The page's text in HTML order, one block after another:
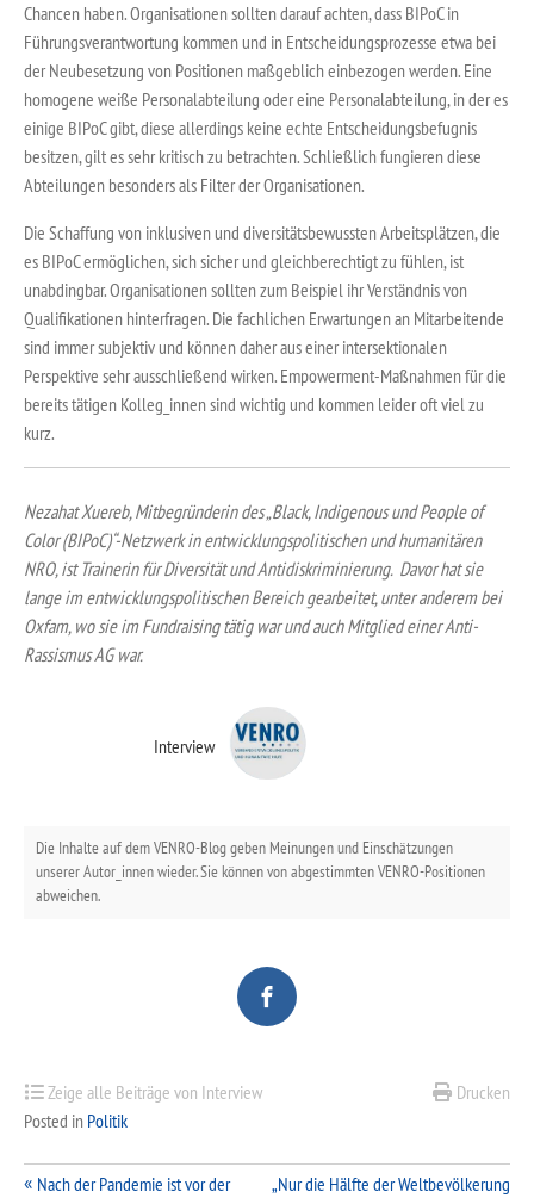
Chancen haben. Organisationen sollten darauf achten, dass BIPoC in
Führungsverantwortung kommen und in Entscheidungsprozesse etwa bei
der Neubesetzung von Positionen maßgeblich einbezogen werden. Eine
homogene weiße Personalabteilung oder eine Personalabteilung, in der es
einige BIPoC gibt, diese allerdings keine echte Entscheidungsbefugnis
besitzen, gilt es sehr kritisch zu betrachten. Schließlich fungieren diese
Abteilungen besonders als Filter der Organisationen.
Die Schaffung von inklusiven und diversitätsbewussten Arbeitsplätzen, die
es BIPoC ermöglichen, sich sicher und gleichberechtigt zu fühlen, ist
unabdingbar. Organisationen sollten zum Beispiel ihr Verständnis von
Qualifikationen hinterfragen. Die fachlichen Erwartungen an Mitarbeitende
sind immer subjektiv und können daher aus einer intersektionalen
Perspektive sehr ausschließend wirken. Empowerment-Maßnahmen für die
bereits tätigen Kolleg_innen sind wichtig und kommen leider oft viel zu
kurz.
Nezahat Xuereb, Mitbegründerin des „Black, Indigenous und People of
Color (BIPoC)“-Netzwerk in entwicklungspolitischen und humanitären
NRO, ist Trainerin für Diversität und Antidiskriminierung. Davor hat sie
lange im entwicklungspolitischen Bereich gearbeitet, unter anderem bei
Oxfam, wo sie im Fundraising tätig war und auch Mitglied einer Anti-
Rassismus AG war.
Interview
Die Inhalte auf dem VENRO-Blog geben Meinungen und Einschätzungen
unserer Autor_innen wieder. Sie können von abgestimmten VENRO-Positionen
abweichen.
Drucken
Zeige alle Beiträge von Interview
Posted in Politik
Beitragsnavigation
Nach der Pandemie ist vor der
„Nur die Hälfte der Weltbevölkerung